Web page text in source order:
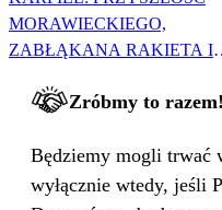
MORAWIECKIEGO,
ZABŁĄKANA RAKIETA I
Zróbmy to razem!
Będziemy mogli trwać
wyłącznie wtedy, jeśli